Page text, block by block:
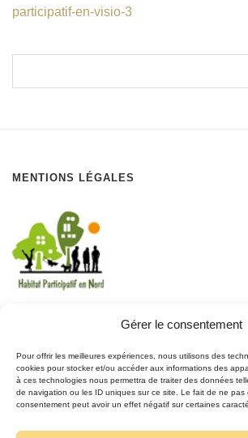
Gérer le consentement
Pour offrir les meilleures expériences, nous utilisons des
cookies pour stocker et/ou accéder aux informations des
à ces technologies nous permettra de traiter des données
de navigation ou les ID uniques sur ce site. Le fait de ne pas
consentement peut avoir un effet négatif sur certaines
participatif-en-visio-3
MENTIONS LÉGALES